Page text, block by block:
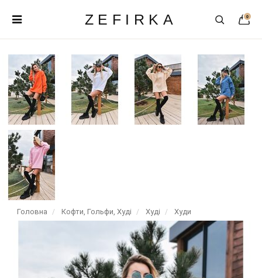
ZEFIRKA 0
Головна Кофти, Гольфи, Худі Худі Худи